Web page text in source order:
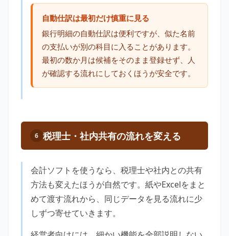
自動仕訳は最初だけ慎重に見る
銀行明細の自動仕訳は便利ですが、似た名前
の支払いが別の科目に入ることがあります。
最初の数か月は候補をそのまま登録せず、人
が確認する流れにしておくほうが安全です。
6 税理士・社内共有の流れを変える
会計ソフトを使うなら、税理士や社内との共有
方法も変えたほうが自然です。紙やExcelをまと
めて渡す流れから、同じデータを見る流れに少
しずつ寄せていきます。